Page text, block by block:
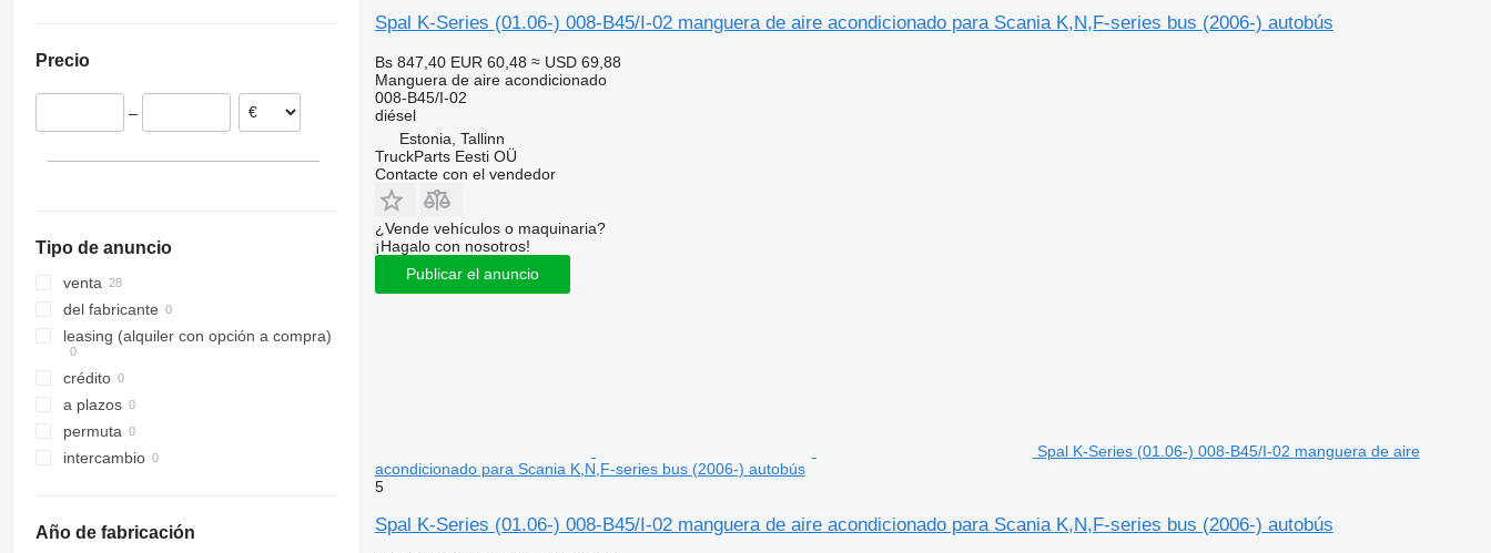
Precio
–
Tipo de anuncio
venta
del fabricante
leasing (alquiler con opción a compra)
crédito
a plazos
permuta
intercambio
Año de fabricación
Spal K-Series (01.06-) 008-B45/I-02 manguera de aire acondicionado para Scania K,N,F-series bus (2006-) autobús
Bs 847,40 EUR 60,48 ≈ USD 69,88
Manguera de aire acondicionado
008-B45/I-02
diésel
Estonia, Tallinn
TruckParts Eesti OÜ
Contacte con el vendedor
¿Vende vehículos o maquinaria?
¡Hagalo con nosotros!
Publicar el anuncio
Spal K-Series (01.06-) 008-B45/I-02 manguera de aire
acondicionado para Scania K,N,F-series bus (2006-) autobús
5
Spal K-Series (01.06-) 008-B45/I-02 manguera de aire acondicionado para Scania K,N,F-series bus (2006-) autobús